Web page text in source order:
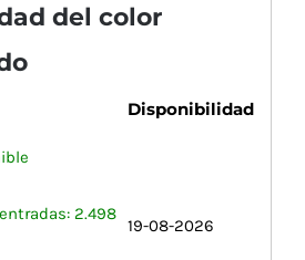
del color
Disponibilidad
2.498
19-08-2026